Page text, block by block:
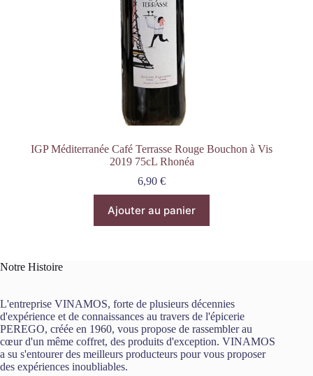
IGP Méditerranée Café Terrasse Rouge Bouchon à Vis
2019 75cL Rhonéa
6,90€
Ajouter au panier
Notre Histoire
L'entreprise VINAMOS, forte de plusieurs décennies
d'expérience et de connaissances au travers de l'épicerie
PEREGO, créée en 1960, vous propose de rassembler au
cœur d'un même coffret, des produits d'exception. VINAMOS
a su s'entourer des meilleurs producteurs pour vous proposer
des expériences inoubliables.